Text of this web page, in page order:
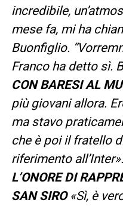
incredibile,
mese fa, mi ha
Buonfiglio.
Franco ha detto sì.
CON BARESI AL
più giovani allora.
ma stavo
che è poi il fratello
riferimento all’Inter».
L’ONORE DI
SAN SIRO «Sì, è